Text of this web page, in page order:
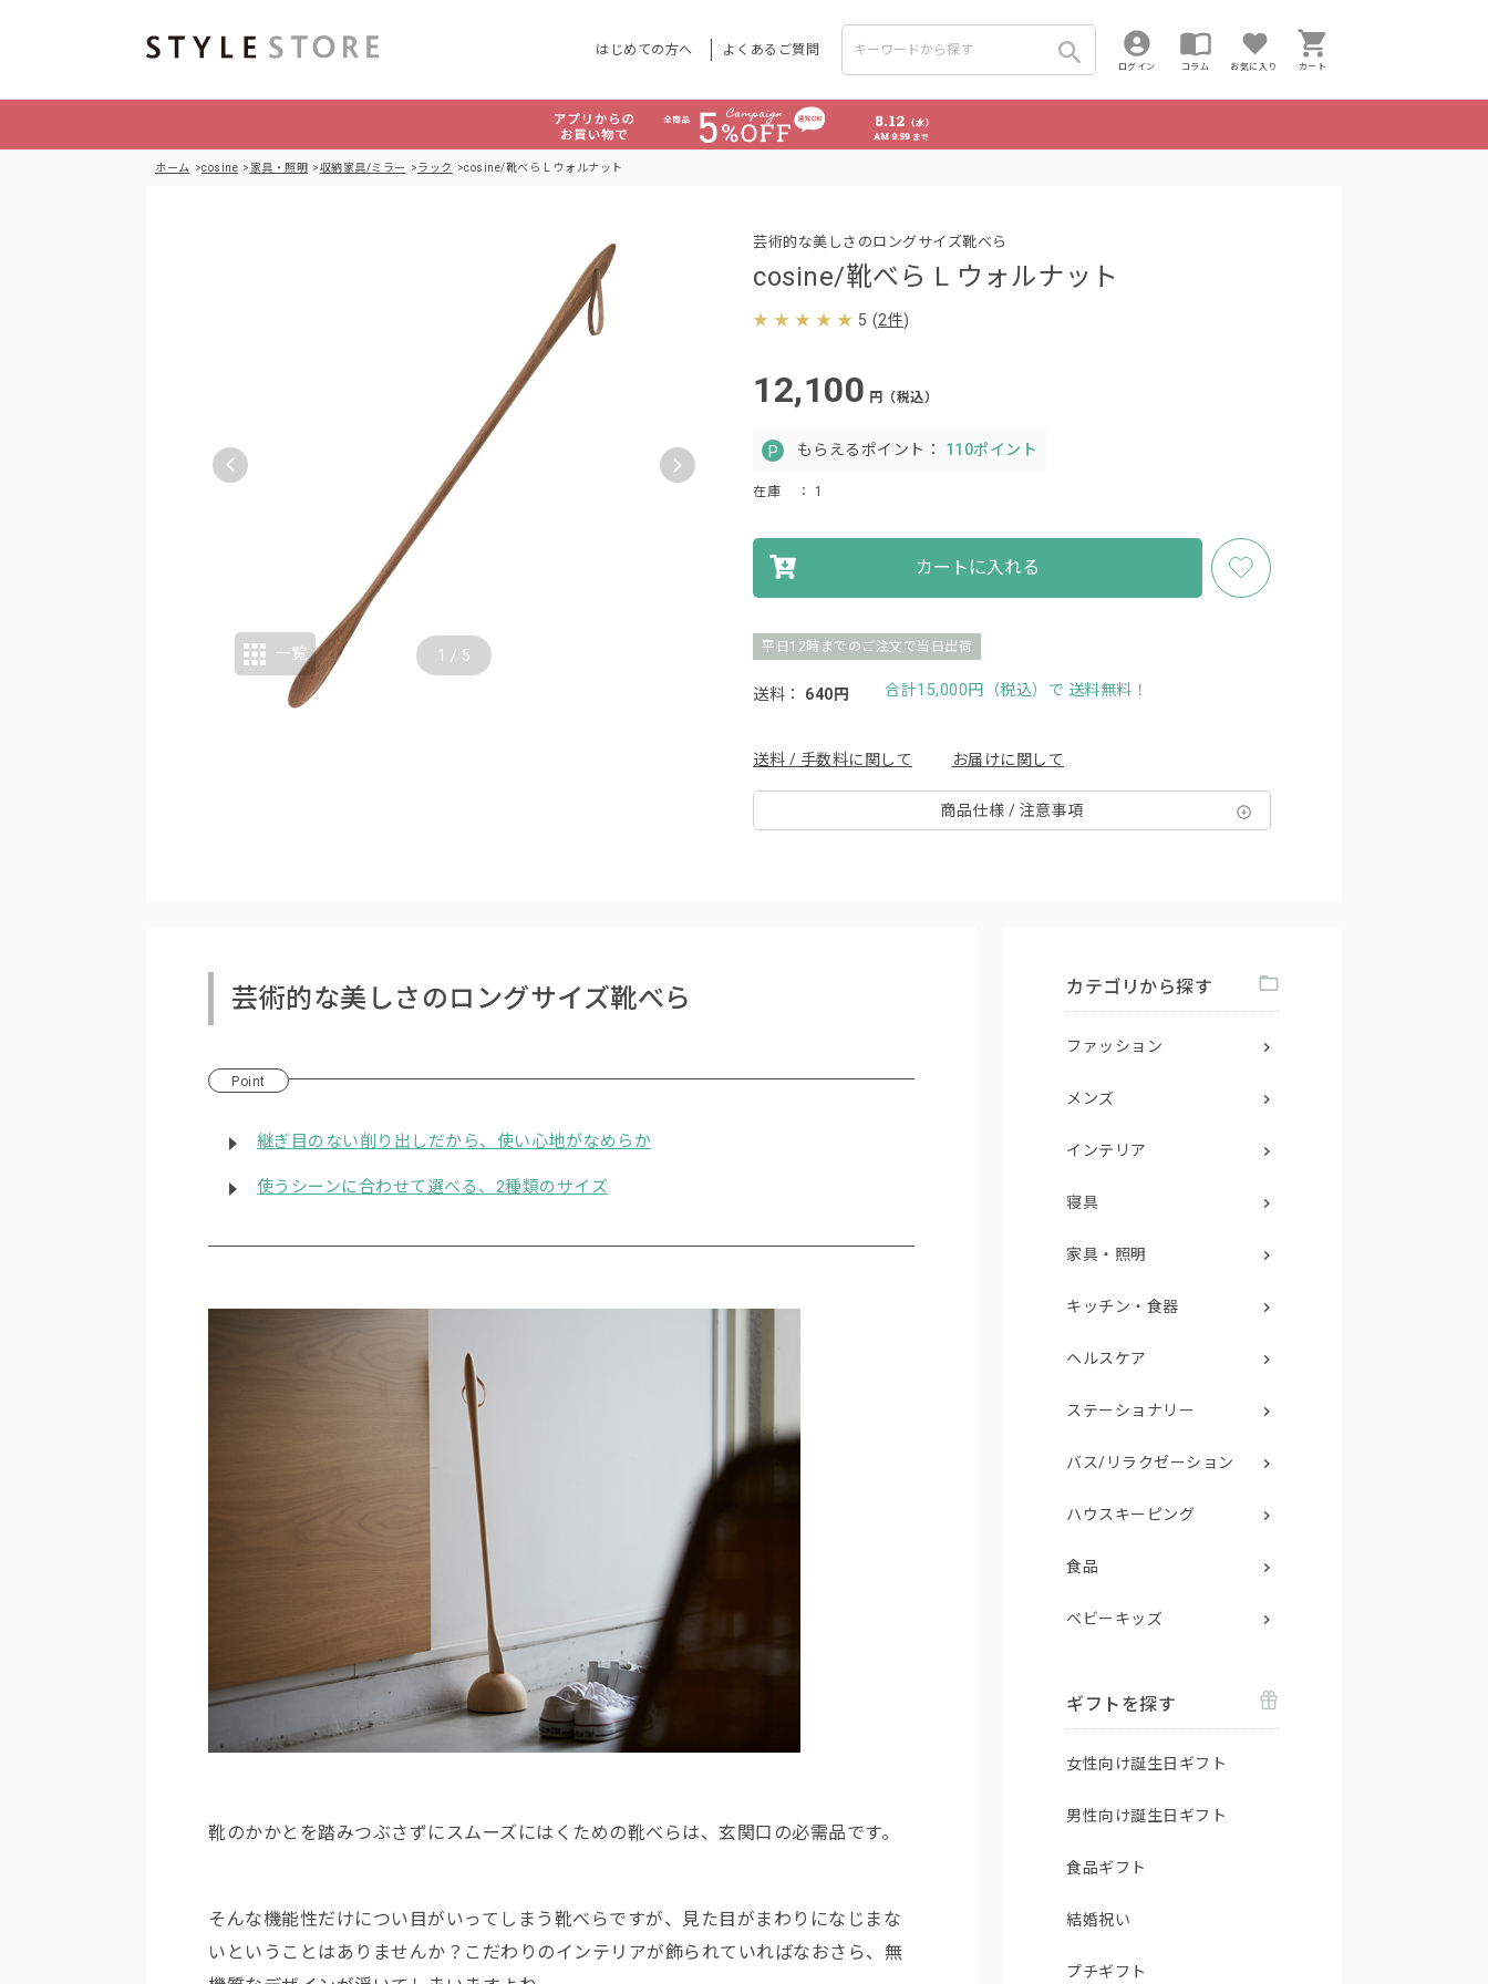
はじめての方へ よくあるご質問
ログイン コラム お気に入り カート
ホーム cosine 家具・照明 収納家具/ミラー ラック cosine/靴べら L ウォルナット
cosine/靴べら L ウォルナット
芸術的な美しさのロングサイズ靴べら
5 (2件)
12,100 円（税込）
もらえるポイント： 110ポイント
在庫 ： 1
カートに入れる
平日12時までのご注文で当日出荷
送料： 640円 合計15,000円（税込）で 送料無料！
送料 / 手数料に関して お届けに関して
商品仕様 / 注意事項
1 / 5
一覧
芸術的な美しさのロングサイズ靴べら
Point
継ぎ目のない削り出しだから、使い心地がなめらか
使うシーンに合わせて選べる、2種類のサイズ
靴のかかとを踏みつぶさずにスムーズにはくための靴べらは、玄関口の必需品です。
そんな機能性だけについ目がいってしまう靴べらですが、見た目がまわりになじまな
いということはありませんか？こだわりのインテリアが飾られていればなおさら、無
カテゴリから探す
ファッション
メンズ
インテリア
寝具
家具・照明
キッチン・食器
ヘルスケア
ステーショナリー
バス/リラクゼーション
ハウスキーピング
食品
ベビーキッズ
ギフトを探す
女性向け誕生日ギフト
男性向け誕生日ギフト
食品ギフト
結婚祝い
プチギフト